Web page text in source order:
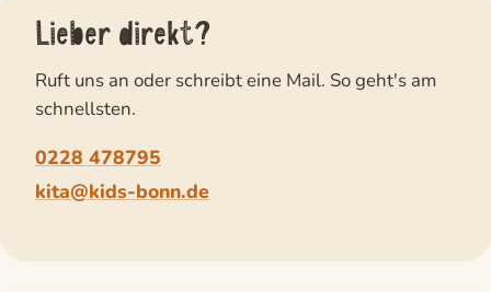
Lieber direkt?
Ruft uns an oder schreibt eine Mail. So geht's am
schnellsten.
0228 478795
kita@kids-bonn.de